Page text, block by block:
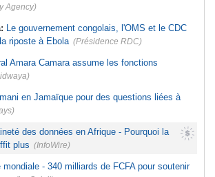
Agency)
Le gouvernement congolais, l'OMS et le CDC
riposte à Ebola (Présidence RDC)
Amara Camara assume les fonctions
en Jamaïque pour des questions liées à
des données en Afrique - Pourquoi la
plus (InfoWire)
mondiale - 340 milliards de FCFA pour soutenir